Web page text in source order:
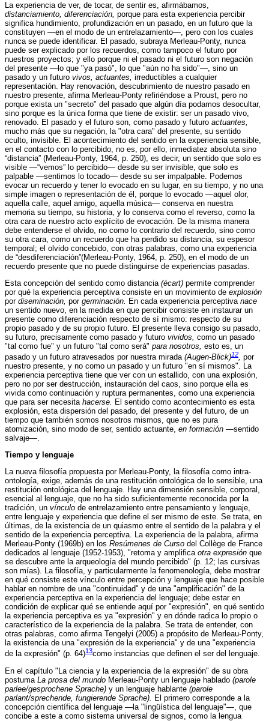
La experiencia de ver, de tocar, de sentir es, afirmábamos,
distanciamiento, diferenciación, porque para esta experiencia percibir
significa hundimiento, profundización en un pasado, en un futuro que la
constituyen —en el modo de un entrelazamiento—, pero con los cuales
nunca se puede identificar. El pasado, subraya Merleau-Ponty, nunca
puede ser explicado por los recuerdos, como tampoco el futuro por
nuestros proyectos; y ello porque ni el pasado ni el futuro son negación
del presente —lo que "ya pasó", lo que "aún no ha sido"—, sino un
pasado y un futuro vivos, actuantes, irreductibles a cualquier
representación. Hay renovación, descubrimiento de nuestro pasado en
nuestro presente, afirma Merleau-Ponty refiriéndose a Proust, pero no
porque exista un "secreto" del pasado que algún día podamos desocultar,
sino porque es la única forma que tiene de existir: ser un pasado vivo,
renovado. El pasado y el futuro son, como pasado y futuro actuantes,
mucho más que su negación, la "otra cara" del presente, su sentido
oculto, invisible. El acontecimiento del sentido en la experiencia sensible,
en el contacto con lo percibido, no es, por ello, inmediatez absoluta sino
“distancia” (Merleau-Ponty, 1964, p. 250), es decir, un sentido que solo es
visible —“vemos” lo percibido— desde su ser invisible, que solo es
palpable —sentimos lo tocado— desde su ser impalpable. Podemos
evocar un recuerdo y tener lo evocado en su lugar, en su tiempo, y no una
simple imagen o representación de él, porque lo evocado —aquel olor,
aquella calle, aquel amigo, aquella música— conserva en nuestra
memoria su tiempo, su historia, y lo conserva como el reverso, como la
otra cara de nuestro acto explícito de evocación. De la misma manera
debe entenderse el olvido, no como lo contrario del recuerdo, sino como
su otra cara, como un recuerdo que ha perdido su distancia, su espesor
temporal; el olvido concebido, con otras palabras, como una experiencia
de “desdiferenciación”(Merleau-Ponty, 1964, p. 250), en el modo de un
recuerdo presente que no puede distinguirse de experiencias pasadas.
Esta concepción del sentido como distancia (écart) permite comprender
por qué la experiencia perceptiva consiste en un movimiento de explosión
por diseminación, por germinación. En cada experiencia perceptiva nace
un sentido nuevo, en la medida en que percibir consiste en instaurar un
presente como diferenciación respecto de sí mismo: respecto de su
propio pasado y de su propio futuro. El presente lleva consigo su pasado,
su futuro, precisamente como pasado y futuro vividos, como un pasado
"tal como fue" y un futuro "tal como será" para nosotros, esto es, un
pasado y un futuro atravesados por nuestra mirada (Augen-Blick)12, por
nuestro presente, y no como un pasado y un futuro "en sí mismos". La
experiencia perceptiva tiene que ver con un estallido, con una explosión,
pero no por ser destrucción, instauración del caos, sino porque ella es
vivida como continuación y ruptura permanentes, como una experiencia
que para ser necesita hacerse. El sentido como acontecimiento es esta
explosión, esta dispersión del pasado, del presente y del futuro, de un
tiempo que también somos nosotros mismos, que no es pura
atomización, sino modo de ser, sentido actuante, en formación —sentido
salvaje—.
Tiempo y lenguaje
La nueva filosofía propuesta por Merleau-Ponty, la filosofía como intra-
ontología, exige, además de una restitución ontológica de lo sensible, una
restitución ontológica del lenguaje. Hay una dimensión sensible, corporal,
esencial al lenguaje, que no ha sido suficientemente reconocida por la
tradición, un vínculo de entrelazamiento entre pensamiento y lenguaje,
entre lenguaje y experiencia que define el ser mismo de este. Se trata, en
últimas, de la existencia de un quiasmo entre el sentido de la palabra y el
sentido de la experiencia perceptiva. La experiencia de la palabra, afirma
Merleau-Ponty (1969b) en los Resúmenes de Curso del Collège de France
dedicados al lenguaje (1952-1953), "retoma y amplifica otra expresión que
se descubre ante la arqueología del mundo percibido" (p. 12; las cursivas
son mías). La filosofía, y particularmente la fenomenología, debe mostrar
en qué consiste este vínculo entre percepción y lenguaje que hace posible
hablar en nombre de una "continuidad" y de una "amplificación" de la
experiencia perceptiva en la experiencia del lenguaje; debe estar en
condición de explicar qué se entiende aquí por "expresión", en qué sentido
la experiencia perceptiva es ya "expresión" y en dónde radica lo propio o
característico de la experiencia de la palabra. Se trata de entender, con
otras palabras, como afirma Tengelyi (2005) a propósito de Merleau-Ponty,
la existencia de una "expresión de la experiencia" y de una "experiencia
de la expresión" (p. 64)13como instancias que definen el ser del lenguaje.
En el capítulo "La ciencia y la experiencia de la expresión" de su obra
postuma La prosa del mundo Merleau-Ponty un lenguaje hablado (parole
parlee/gesprochene Sprache) y un lenguaje hablante (parole
parlant/sprechende, fungierende Sprache).
El primero corresponde a la
concepción científica del lenguaje —la "lingüística del lenguaje"—, que
concibe a este a como sistema universal de signos, como la lengua